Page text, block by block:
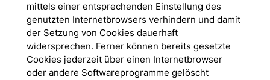
mittels einer entsprechenden Einstellung des
genutzten Internetbrowsers verhindern und damit
der Setzung von Cookies dauerhaft
widersprechen. Ferner können bereits gesetzte
Cookies jederzeit über einen Internetbrowser
oder andere Softwareprogramme gelöscht